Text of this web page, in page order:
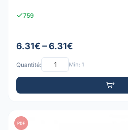
759
6.31€ – 6.31€
Quantité: Min: 1
PDF